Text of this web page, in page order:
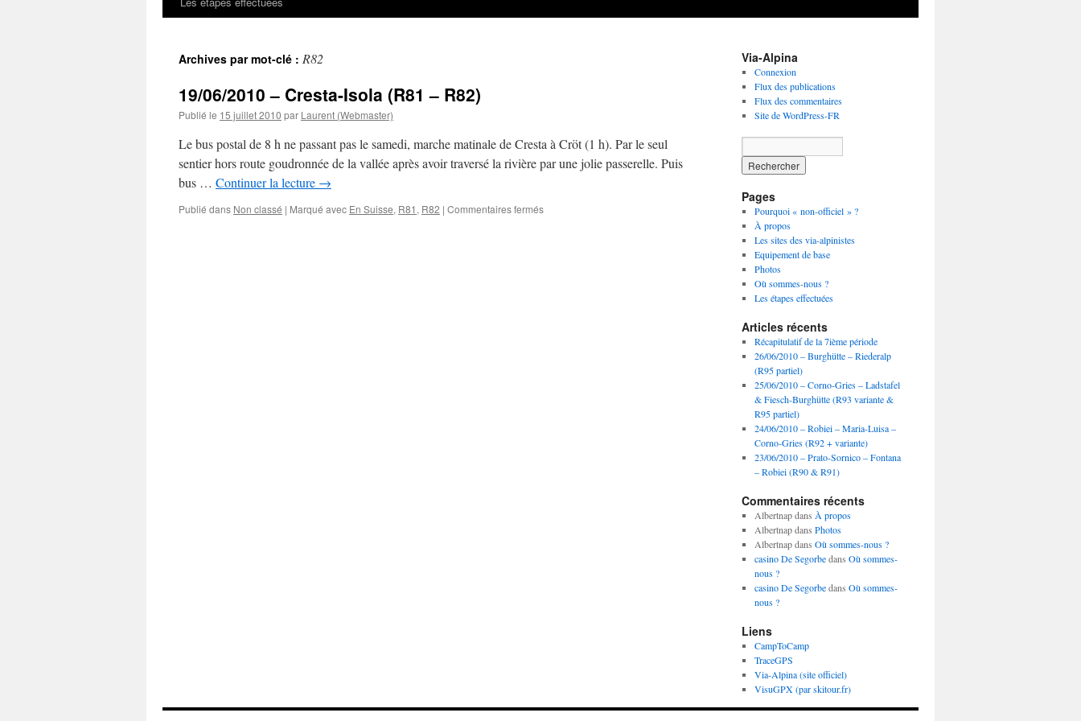
Archives par mot-clé : R82
19/06/2010 – Cresta-Isola (R81 – R82)
Publié le 15 juillet 2010 par Laurent (Webmaster)
Le bus postal de 8 h ne passant pas le samedi, marche matinale de Cresta à Cröt (1 h). Par le seul
sentier hors route goudronnée de la vallée après avoir traversé la rivière par une jolie passerelle. Puis
bus … Continuer la lecture →
Publié dans Non classé | Marqué avec En Suisse, R81 , R82 | Commentaires ferméssur
Via-Alpina
Connexion
Flux des publications
Flux des commentaires
Site de WordPress-FR
Pages
Pourquoi « non-officiel » ?
À propos
Les sites des via-alpinistes
Equipement de base
Photos
Où sommes-nous ?
Les étapes effectuées
Articles récents
Récapitulatif de la 7ième période
26/06/2010 – Burghütte – Riederalp
(R95 partiel)
25/06/2010 – Corno-Gries – Ladstafel
& Fiesch-Burghütte (R93 variante &
R95 partiel)
24/06/2010 – Robiei – Maria-Luisa –
Corno-Gries (R92 + variante)
23/06/2010 – Prato-Sornico – Fontana
– Robiei (R90 & R91)
Commentaires récents
Albertnapdans À propos
Albertnapdans Photos
Albertnapdans Où sommes-nous ?
casino De Segorbedans Où sommes-
nous ?
casino De Segorbedans Où sommes-
nous ?
Liens
CampToCamp
TraceGPS
Via-Alpina (site officiel)
VisuGPX (par skitour.fr)